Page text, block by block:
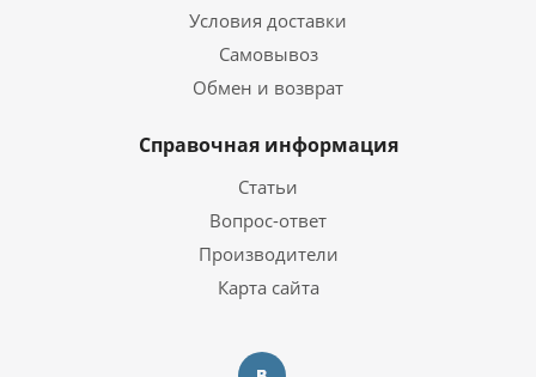
Условия доставки
Самовывоз
Обмен и возврат
Справочная информация
Статьи
Вопрос-ответ
Производители
Карта сайта